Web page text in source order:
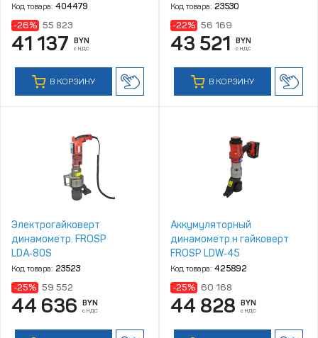
Код товара: 404479
-26% 55 823
41 137 BYN
с НДС
В КОРЗИНУ
Код товара: 23530
-22% 56 169
43 521 BYN
с НДС
В КОРЗИНУ
Электрогайковерт
динамометр. FROSP
LDA‑80S
Код товара: 23523
-25% 59 552
44 636 BYN
с НДС
Аккумуляторный
динамометр.н гайковерт
FROSP LDW‑45
Код товара: 425892
-25% 60 168
44 828 BYN
с НДС